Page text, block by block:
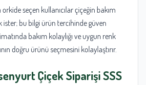
seçen kullanıcılar çiçeğin bakım
ister; bu bilgi ürün tercihinde güven
bakım kolaylığı ve uygun renk
doğru ürünü seçmesini kolaylaştırır.
Çiçek Siparişi SSS